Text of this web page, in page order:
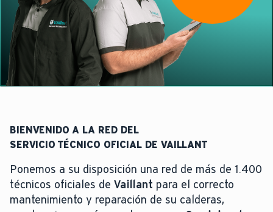
BIENVENIDO A LA RED DEL
SERVICIO TÉCNICO OFICIAL DE VAILLANT
Ponemos a su disposición una red de más de 1.400
técnicos oficiales de Vaillant para el correcto
mantenimiento y reparación de su calderas,